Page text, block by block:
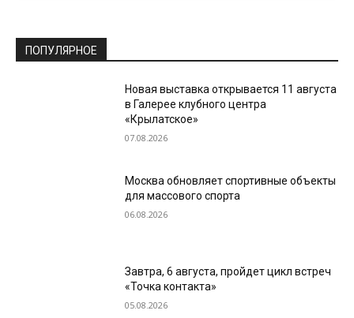
ПОПУЛЯРНОЕ
Новая выставка открывается 11 августа
в Галерее клубного центра
«Крылатское»
07.08.2026
Москва обновляет спортивные объекты
для массового спорта
06.08.2026
Завтра, 6 августа, пройдет цикл встреч
«Точка контакта»
05.08.2026